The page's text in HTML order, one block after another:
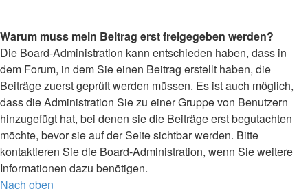
Warum muss mein Beitrag erst freigegeben werden?
Die Board-Administration kann entschieden haben, dass in
dem Forum, in dem Sie einen Beitrag erstellt haben, die
Beiträge zuerst geprüft werden müssen. Es ist auch möglich,
dass die Administration Sie zu einer Gruppe von Benutzern
hinzugefügt hat, bei denen sie die Beiträge erst begutachten
möchte, bevor sie auf der Seite sichtbar werden. Bitte
kontaktieren Sie die Board-Administration, wenn Sie weitere
Informationen dazu benötigen.
Nach oben